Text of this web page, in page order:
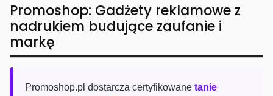
Promoshop: Gadżety reklamowe z
nadrukiem budujące zaufanie i
markę
Promoshop.pl dostarcza certyfikowane tanie